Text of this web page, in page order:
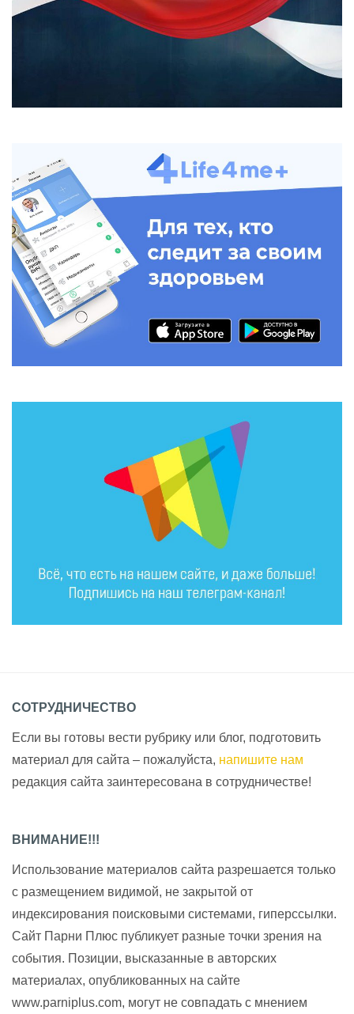
СОТРУДНИЧЕСТВО
Если вы готовы вести рубрику или блог, подготовить
материал для сайта – пожалуйста, напишите нам
редакция сайта заинтересована в сотрудничестве!
ВНИМАНИЕ!!!
Использование материалов сайта разрешается только
с размещением видимой, не закрытой от
индексирования поисковыми системами, гиперссылки.
Сайт Парни Плюс публикует разные точки зрения на
события. Позиции, высказанные в авторских
материалах, опубликованных на сайте
www.parniplus.com, могут не совпадать с мнением